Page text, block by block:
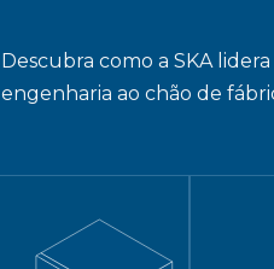
Descubra como a SKA
engenharia ao chão de